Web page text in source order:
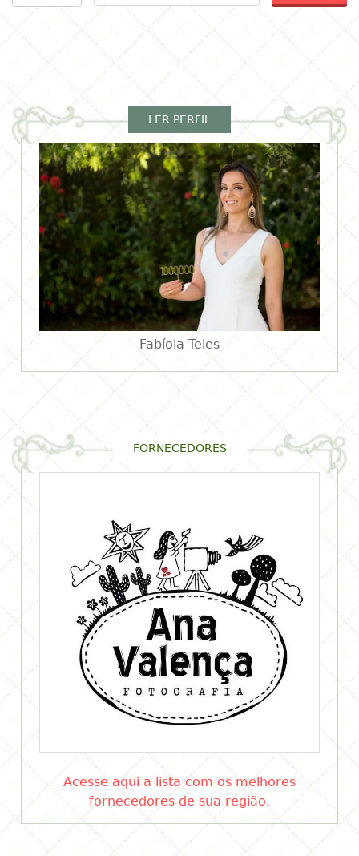
LER PERFIL
Fabíola Teles
FORNECEDORES
Acesse aqui a lista com os melhores
fornecedores de sua região.